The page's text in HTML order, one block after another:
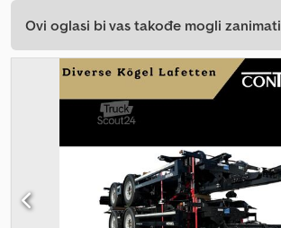
Ovi oglasi bi vas takođe mogli